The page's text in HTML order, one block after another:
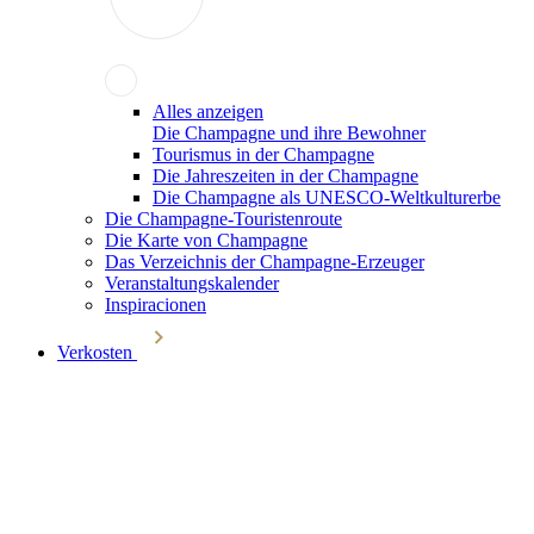
Alles anzeigen
Die Champagne und ihre Bewohner
Tourismus in der Champagne
Die Jahreszeiten in der Champagne
Die Champagne als UNESCO-Weltkulturerbe
Die Champagne-Touristenroute
Die Karte von Champagne
Das Verzeichnis der Champagne-Erzeuger
Veranstaltungskalender
Inspiracionen
Verkosten